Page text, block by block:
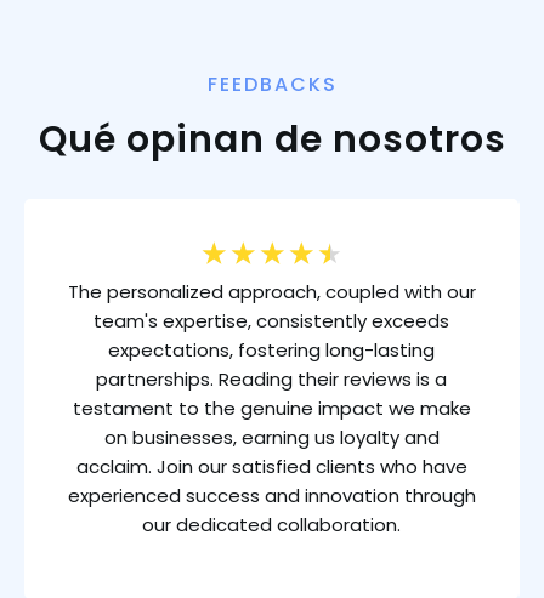
FEEDBACKS
Qué opinan de nosotros
★ ★ ★ ★ ★
The personalized approach, coupled with our
team's expertise, consistently exceeds
expectations, fostering long-lasting
partnerships. Reading their reviews is a
testament to the genuine impact we make
on businesses, earning us loyalty and
acclaim. Join our satisfied clients who have
experienced success and innovation through
our dedicated collaboration.